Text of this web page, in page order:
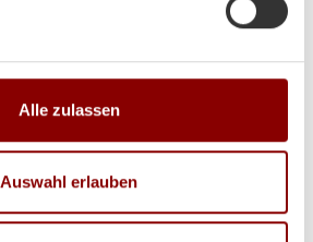
Alle zulassen
Auswahl erlauben